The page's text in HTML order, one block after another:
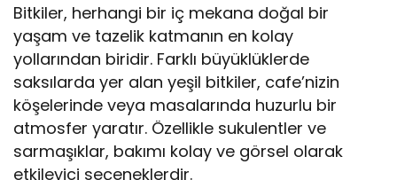
Bitkiler, herhangi bir iç mekana doğal bir
yaşam ve tazelik katmanın en kolay
yollarından biridir. Farklı büyüklüklerde
saksılarda yer alan yeşil bitkiler, cafe’nizin
köşelerinde veya masalarında huzurlu bir
atmosfer yaratır. Özellikle sukulentler ve
sarmaşıklar, bakımı kolay ve görsel olarak
etkileyici seçeneklerdir.